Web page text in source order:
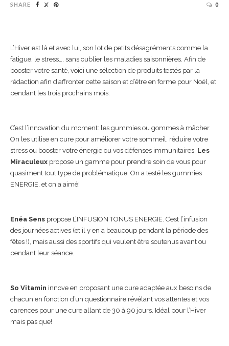
SHARE 0
L’Hiver est là et avec lui, son lot de petits désagréments comme la
fatigue, le stress…, sans oublier les maladies saisonnières. Afin de
booster votre santé, voici une sélection de produits testés par la
rédaction afin d’affronter cette saison et d’être en forme pour Noël, et
pendant les trois prochains mois.
C’est l’innovation du moment: les gummies ou gommes à mâcher.
On les utilise en cure pour améliorer votre sommeil, réduire votre
stress ou booster votre énergie ou vos défenses immunitaires. Les
Miraculeux propose un gamme pour prendre soin de vous pour
quasiment tout type de problématique. On a testé les gummies
ENERGIE, et on a aimé!
Enéa Sens propose L’INFUSION TONUS ENERGIE. C’est l’infusion
des journées actives (et il y en a beaucoup pendant la période des
fêtes !), mais aussi des sportifs qui veulent être soutenus avant ou
pendant leur séance.
So Vitamin innove en proposant une cure adaptée aux besoins de
chacun en fonction d’un questionnaire révélant vos attentes et vos
carences pour une cure allant de 30 à 90 jours. Idéal pour l’Hiver
mais pas que!